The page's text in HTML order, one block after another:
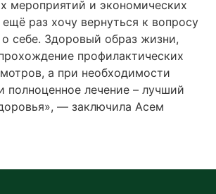
мероприятий и экономических
раз хочу вернуться к вопросу
себе. Здоровый образ жизни,
профилактических
а при необходимости
полноценное лечение – лучший
— заключила Асем